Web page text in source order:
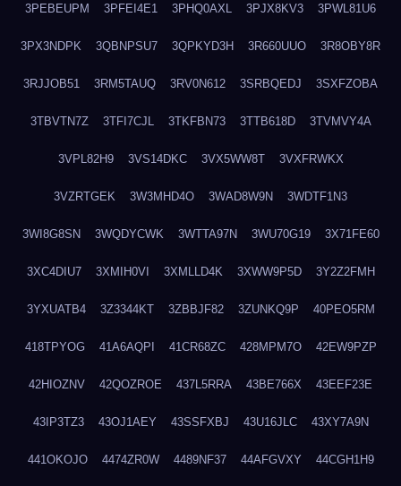
3PEBEUPM 3PFEI4E1 3PHQ0AXL 3PJX8KV3 3PWL81U6
3PX3NDPK 3QBNPSU7 3QPKYD3H 3R660UUO 3R8OBY8R
3RJJOB51 3RM5TAUQ 3RV0N612 3SRBQEDJ 3SXFZOBA
3TBVTN7Z 3TFI7CJL 3TKFBN73 3TTB618D 3TVMVY4A
3VPL82H9 3VS14DKC 3VX5WW8T 3VXFRWKX
3VZRTGEK 3W3MHD4O 3WAD8W9N 3WDTF1N3
3WI8G8SN 3WQDYCWK 3WTTA97N 3WU70G19 3X71FE60
3XC4DIU7 3XMIH0VI 3XMLLD4K 3XWW9P5D 3Y2Z2FMH
3YXUATB4 3Z3344KT 3ZBBJF82 3ZUNKQ9P 40PEO5RM
418TPYOG 41A6AQPI 41CR68ZC 428MPM7O 42EW9PZP
42HIOZNV 42QOZROE 437L5RRA 43BE766X 43EEF23E
43IP3TZ3 43OJ1AEY 43SSFXBJ 43U16JLC 43XY7A9N
441OKOJO 4474ZR0W 4489NF37 44AFGVXY 44CGH1H9